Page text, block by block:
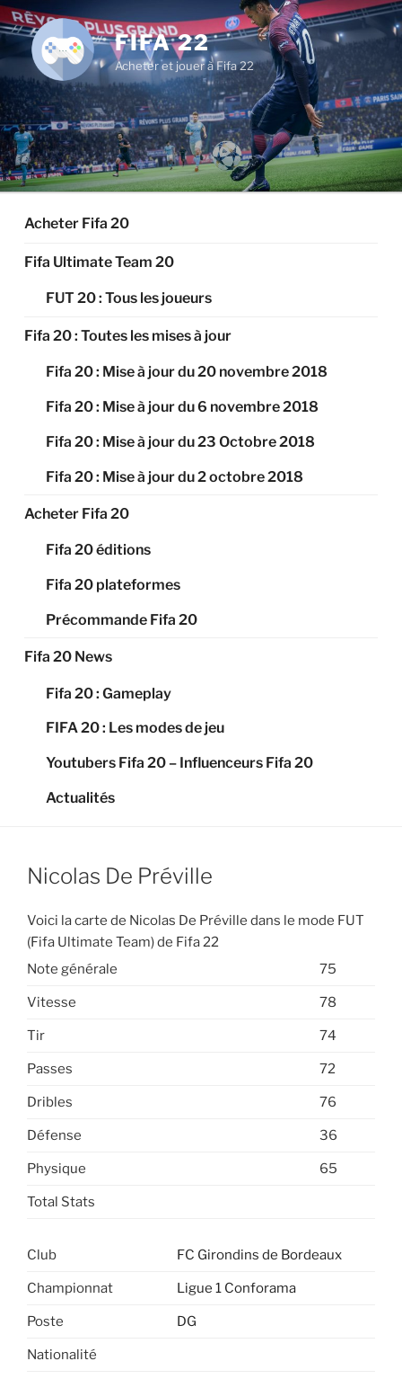
Aller
au
contenu
principal
FIFA 22
Acheter et jouer à Fifa 22
Acheter Fifa 20
Fifa Ultimate Team 20
FUT 20 : Tous les joueurs
Fifa 20 : Toutes les mises à jour
Fifa 20 : Mise à jour du 20 novembre 2018
Fifa 20 : Mise à jour du 6 novembre 2018
Fifa 20 : Mise à jour du 23 Octobre 2018
Fifa 20 : Mise à jour du 2 octobre 2018
Acheter Fifa 20
Fifa 20 éditions
Fifa 20 plateformes
Précommande Fifa 20
Fifa 20 News
Fifa 20 : Gameplay
FIFA 20 : Les modes de jeu
Youtubers Fifa 20 – Influenceurs Fifa 20
Actualités
Nicolas De Préville
Voici la carte de Nicolas De Préville dans le mode FUT
(Fifa Ultimate Team) de Fifa 22
Note générale
75
Vitesse 78
Tir 74
Passes 72
Dribles 76
Défense 36
Physique 65
Total Stats
Club FC Girondins de Bordeaux
Championnat Ligue 1 Conforama
Poste DG
Nationalité